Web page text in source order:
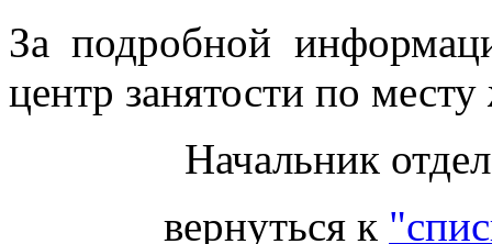
За подробной
центр занятости по месту
Начальник
вернуться к